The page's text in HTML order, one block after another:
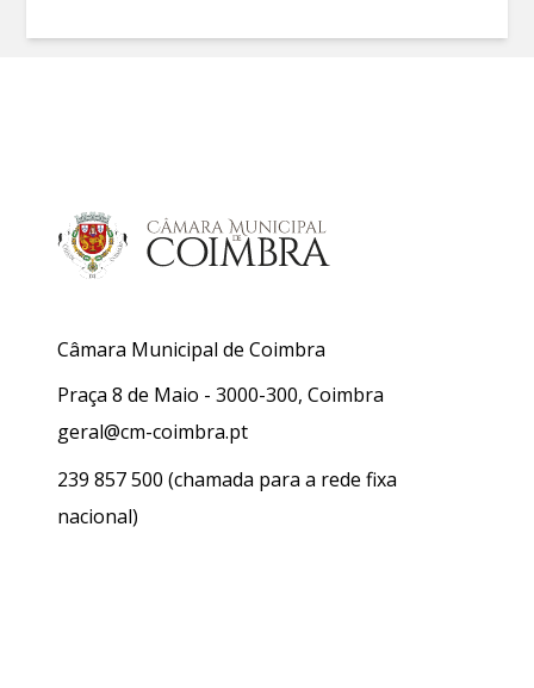
Câmara Municipal de Coimbra
Praça 8 de Maio - 3000-300, Coimbra
geral@cm-coimbra.pt
239 857 500 (chamada para a rede fixa
nacional)